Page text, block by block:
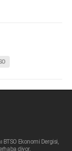
BTSO Ekonomi Dergisi,
diyor.